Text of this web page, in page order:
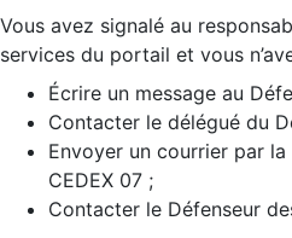
Vous avez signalé au
services du portail et vous
Écrire un message au
Contacter le délégué du
Envoyer un courrier par
CEDEX 07 ;
Contacter le Défenseur